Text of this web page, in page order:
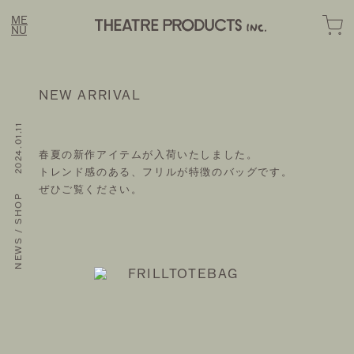
ME
NU
FASHION
ZOZOTOWN
NEWS / SHOP 2024.01.11
NEW ARRIVAL
春夏の新作アイテムが入荷いたしました。
トレンド感のある、フリルが特徴のバッグです。
ぜひご覧ください。